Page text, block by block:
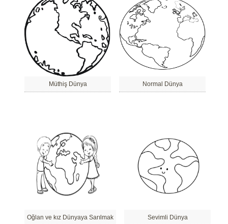
Müthiş Dünya Normal Dünya
Oğlan ve kız Dünyaya Sarılmak Sevimli Dünya